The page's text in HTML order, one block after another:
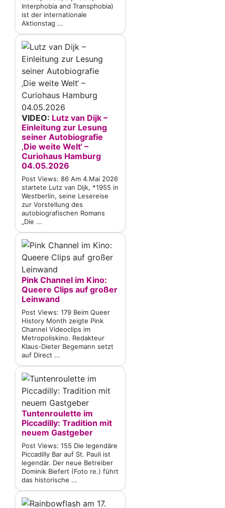
Interphobia and Transphobia)
ist der internationale
Aktionstag ...
VIDEO: Lutz van Dijk –
Einleitung zur Lesung
seiner Autobiografie
‚Die weite Welt‘ –
Curiohaus Hamburg
04.05.2026
Post Views: 86 Am 4.Mai 2026
startete Lutz van Dijk, *1955 in
Westberlin, seine Lesereise
zur Vorstellung des
autobiografischen Romans
„Die ...
Pink Channel im Kino:
Queere Clips auf großer
Leinwand
Post Views: 179 Beim Queer
History Month zeigte Pink
Channel Videoclips im
Metropoliskino. Redakteur
Klaus-Dieter Begemann setzt
auf Direct ...
Tuntenroulette im
Piccadilly: Tradition mit
neuem Gastgeber
Post Views: 155 Die legendäre
Piccadilly Bar auf St. Pauli ist
legendär. Der neue Betreiber
Dominik Biefert (Foto re.) führt
das historische ...